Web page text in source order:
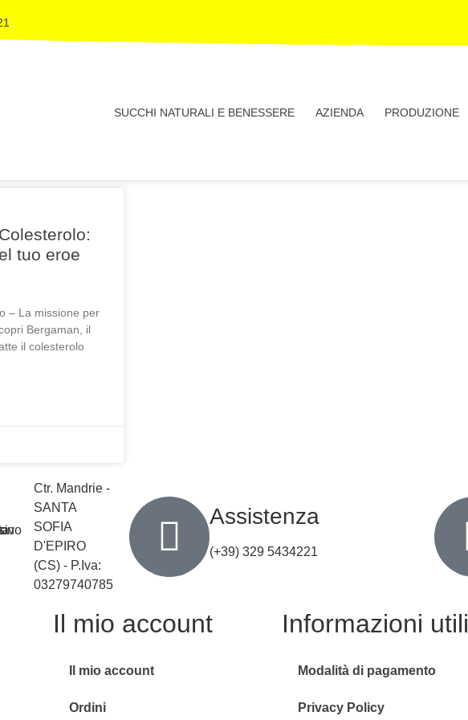
SUCCHI NATURALI E BENESSERE AZIENDA PRODUZIONE
tuo eroe
– La missione per
Bergaman, il
il colesterolo
Ctr. Mandrie -
SANTA
SOFIA
D'EPIRO
(CS) - P.Iva:
03279740785
Assistenza
(+39) 329 5434221
Il mio account
Il mio account
Ordini
Informazioni utili
Modalità di pagamento
Privacy Policy